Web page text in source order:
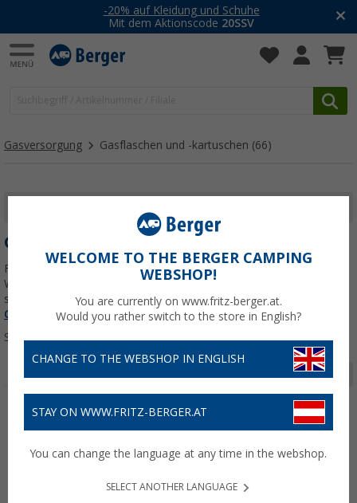
-20% auf Kleidung und Schuhe
Mit dem Aktionscode 20SSV
Gasversorgung Gasflaschen und -kartuschen (66)
GASFLASCHEN UND -KARTUSCHEN
Finde die passenden Gasflaschen und Gaskartuschen für Camping,
Wohnmobil oder Outdoor-Abenteuer – zuverlässig, geprüft und
sofort einsatzbereit.Jetzt mehr über unsere Kategorie
Gasflaschen und -kartuschenerfahren...
Sortieren:
Seite 1 von 3
%
WELCOME TO THE BERGER CAMPING
WEBSHOP!
You are currently on www.fritz-berger.at.
Would you rather switch to the store in English?
CHANGE TO THE WEBSHOP IN ENGLISH
STAY ON WWW.FRITZ-BERGER.AT
You can change the language at any time in the webshop.
SELECT ANOTHER LANGUAGE